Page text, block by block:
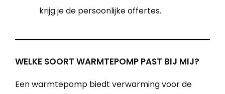
krijg je de persoonlijke offertes.
WELKE SOORT WARMTEPOMP PAST BIJ MIJ?
Een warmtepomp biedt verwarming voor de